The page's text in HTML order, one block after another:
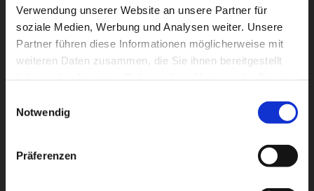
Verwendung unserer Website an unsere Partner für
soziale Medien, Werbung und Analysen weiter. Unsere
Partner führen diese Informationen möglicherweise mit
weiteren Daten zusammen, die Sie ihnen bereitgestellt
Notwendig
Präferenzen
Dies könnte Sie auch